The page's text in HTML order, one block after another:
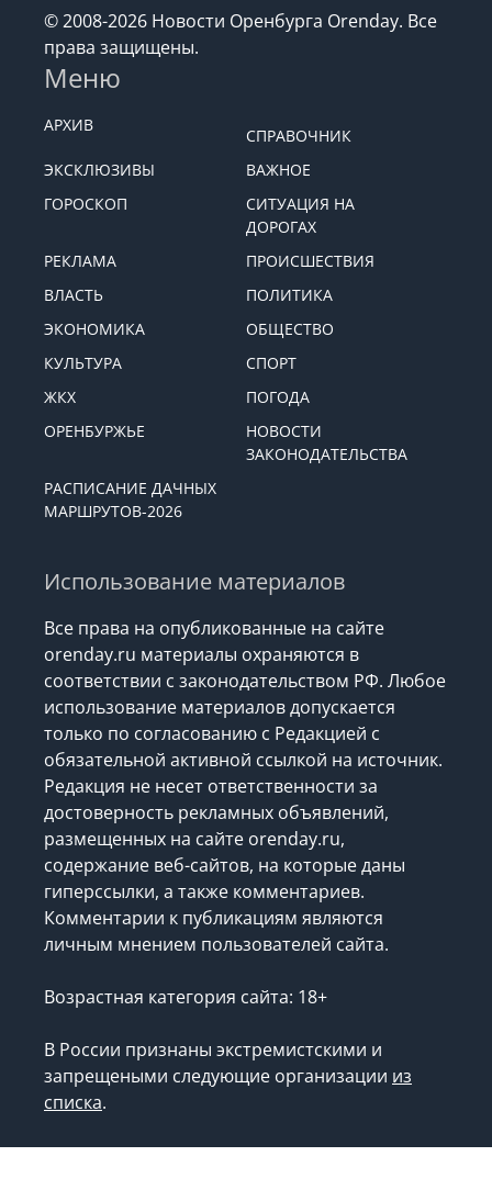
© 2008-2026 Новости Оренбурга Orenday. Все
права защищены.
Меню
АРХИВ
СПРАВОЧНИК
ЭКСКЛЮЗИВЫ
ВАЖНОЕ
ГОРОСКОП
СИТУАЦИЯ НА
ДОРОГАХ
РЕКЛАМА
ПРОИСШЕСТВИЯ
ВЛАСТЬ
ПОЛИТИКА
ЭКОНОМИКА
ОБЩЕСТВО
КУЛЬТУРА
СПОРТ
ЖКХ
ПОГОДА
ОРЕНБУРЖЬЕ
НОВОСТИ
ЗАКОНОДАТЕЛЬСТВА
РАСПИСАНИЕ ДАЧНЫХ
МАРШРУТОВ-2026
Использование материалов
Все права на опубликованные на сайте
orenday.ru материалы охраняются в
соответствии с законодательством РФ. Любое
использование материалов допускается
только по согласованию с Редакцией с
обязательной активной ссылкой на источник.
Редакция не несет ответственности за
достоверность рекламных объявлений,
размещенных на сайте orenday.ru,
содержание веб-сайтов, на которые даны
гиперссылки, а также комментариев.
Комментарии к публикациям являются
личным мнением пользователей сайта.
Возрастная категория сайта: 18+
В России признаны экстремистскими и
запрещеными следующие организации из
списка.
Запрещено для детей.